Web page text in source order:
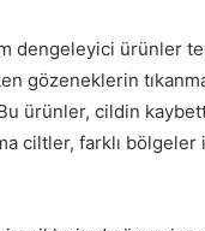
dengeleyici ürünler
gözeneklerin
ürünler, cildin
ciltler, farklı